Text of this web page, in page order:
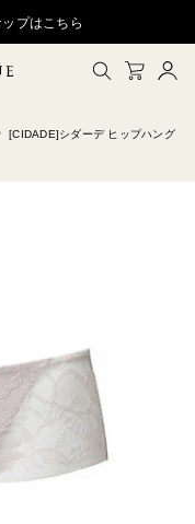
プはこちら
メルマガ登録
[CIDADE]シダーデ ヒップハング